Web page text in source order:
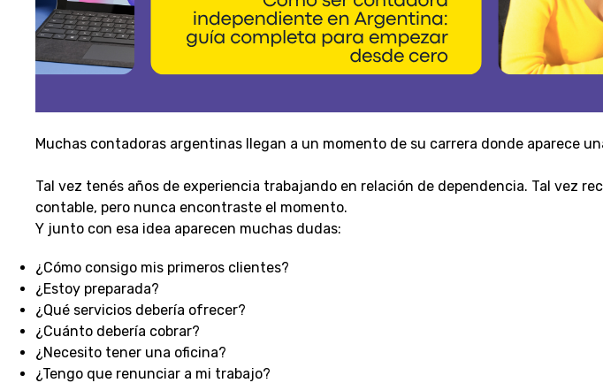
Muchas contadoras argentinas llegan a un momento de su carrera donde aparece
Tal vez tenés años de experiencia trabajando en relación de dependencia. Tal vez
contable, pero nunca encontraste el momento.
Y junto con esa idea aparecen muchas dudas:
¿Cómo consigo mis primeros clientes?
¿Estoy preparada?
¿Qué servicios debería ofrecer?
¿Cuánto debería cobrar?
¿Necesito tener una oficina?
¿Tengo que renunciar a mi trabajo?